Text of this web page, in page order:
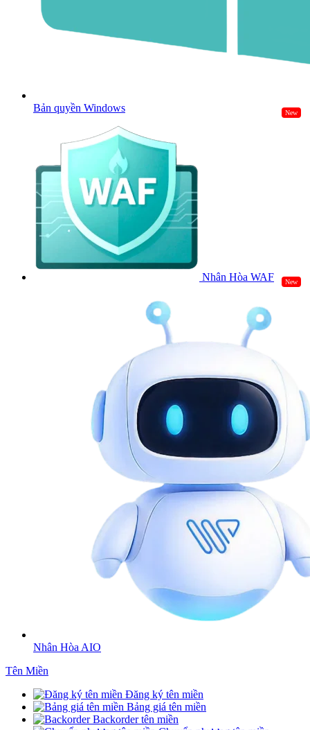
Bản quyền Windows New
Nhân Hòa WAF New
Nhân Hòa AIO
Tên Miền
Đăng ký tên miền
Bảng giá tên miền
Backorder tên miền